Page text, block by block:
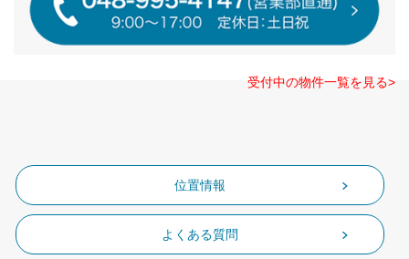
受付中の物件一覧を見る>
位置情報
よくある質問